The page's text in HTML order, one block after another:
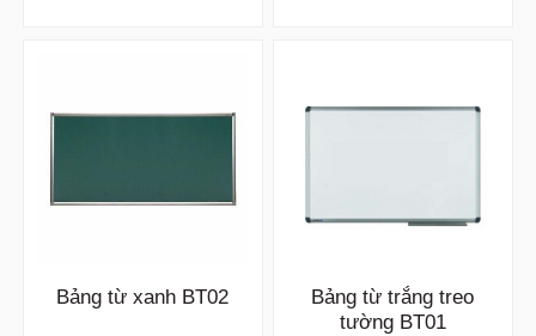
Bảng từ xanh BT02
Bảng từ trắng treo
tường BT01